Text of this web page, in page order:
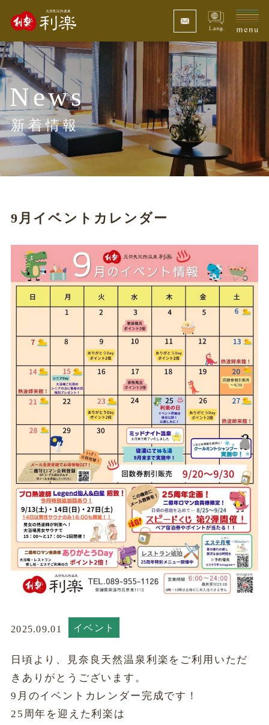
News
新着情報
9月イベントカレンダー
2025.09.01 イベント
日頃より、見奈良天然温泉利楽をご利用いただ
きありがとうございます。
9月のイベントカレンダー完成です！
25周年を迎えた利楽は